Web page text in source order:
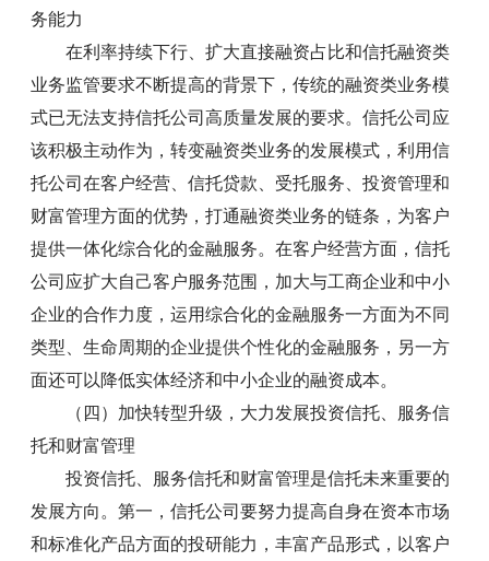
务能力
在利率持续下行、扩大直接融资占比和信托融资类
业务监管要求不断提高的背景下，传统的融资类业务模
式已无法支持信托公司高质量发展的要求。信托公司应
该积极主动作为，转变融资类业务的发展模式，利用信
托公司在客户经营、信托贷款、受托服务、投资管理和
财富管理方面的优势，打通融资类业务的链条，为客户
提供一体化综合化的金融服务。在客户经营方面，信托
公司应扩大自己客户服务范围，加大与工商企业和中小
企业的合作力度，运用综合化的金融服务一方面为不同
类型、生命周期的企业提供个性化的金融服务，另一方
面还可以降低实体经济和中小企业的融资成本。
（四）加快转型升级，大力发展投资信托、服务信
托和财富管理
投资信托、服务信托和财富管理是信托未来重要的
发展方向。第一，信托公司要努力提高自身在资本市场
和标准化产品方面的投研能力，丰富产品形式，以客户